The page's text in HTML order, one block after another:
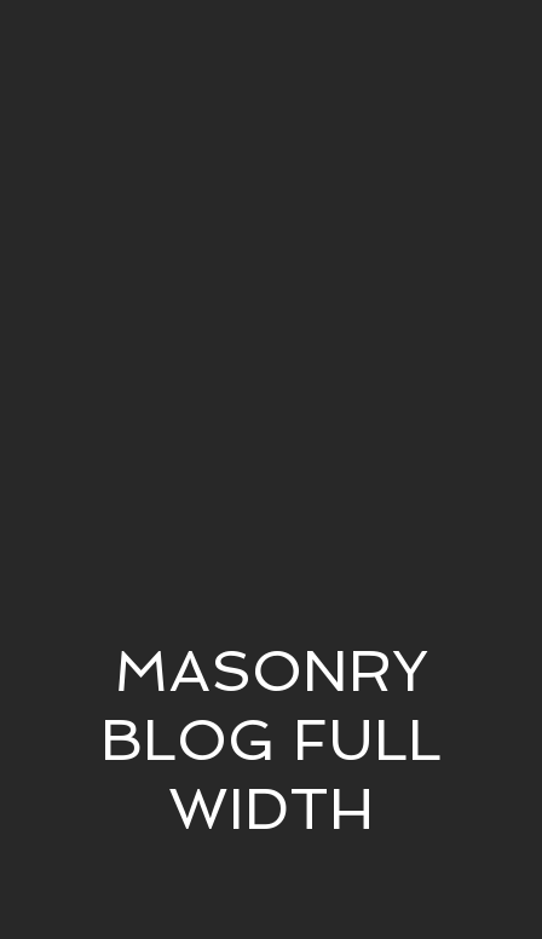
MASONRY
BLOG FULL
WIDTH